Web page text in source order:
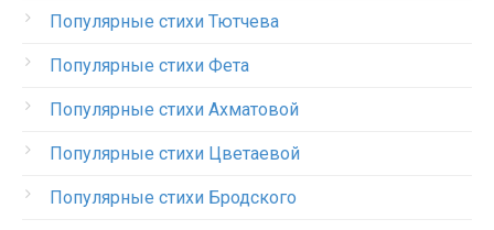
Популярные стихи Тютчева
Популярные стихи Фета
Популярные стихи Ахматовой
Популярные стихи Цветаевой
Популярные стихи Бродского